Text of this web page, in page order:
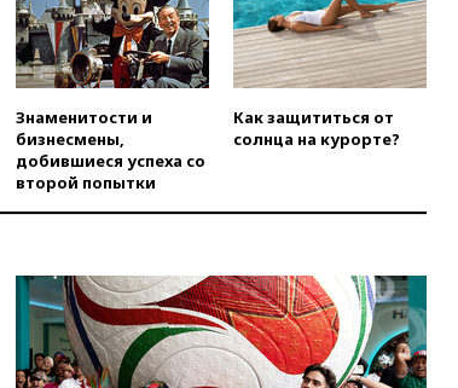
вчера, 21:15Путин обсудил с
Машковым 150-летие Союза
театральных деятелей
вчера, 20:47Newsweek:
«взрывная» диарея охватила
47 из 50 штатов США
беспилотников
золотых медалей выиграли на
ЧЕ российские синхронистки
вчера, 20:15ТАСС: жизни
главы «Уралдронзавода»
после взрыва ничего не
Знаменитости и
бизнесмены,
добившиеся успеха со
второй попытки
Как защититься от
солнца на курорте?